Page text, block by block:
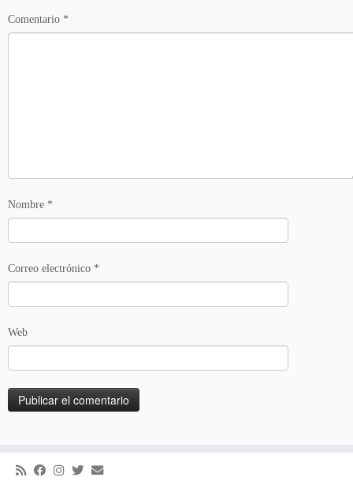
Comentario *
Nombre *
Correo electrónico *
Web